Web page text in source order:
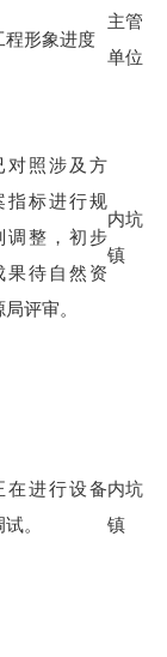
程形象进度
主管
单位
对照涉及方
指标进行规
调整，初步
果待自然资
局评审。
内坑
镇
在进行设备
。
内坑
镇